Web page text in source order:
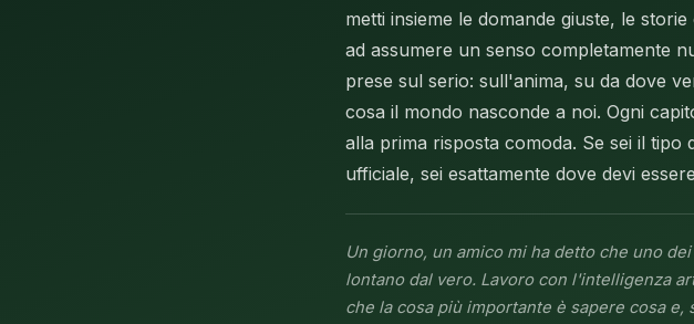
metti insieme le domande giuste, le
ad assumere un senso completamente
prese sul serio: sull'anima, su da dove
cosa il mondo nasconde a noi. Ogni
alla prima risposta comoda. Se sei il
ufficiale, sei esattamente dove devi
Un giorno, un amico mi ha detto che uno
lontano dal vero. Lavoro con l'intelligenza
che la cosa più importante è sapere cosa